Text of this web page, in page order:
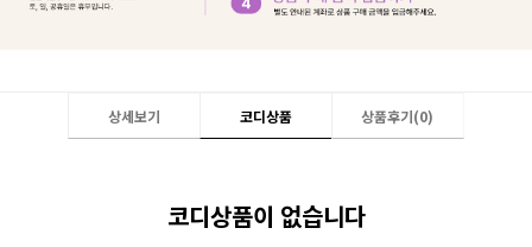
상세보기 코디상품 상품후기(0)
코디상품이 없습니다